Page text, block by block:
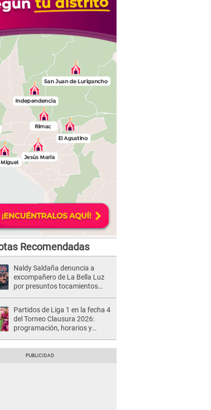
Recomendadas
Naldy Saldaña denuncia a
excompañero de La Bella Luz
por presuntos tocamientos
Partidos de Liga 1 en la fecha 4
del Torneo Clausura 2026:
programación, horarios y